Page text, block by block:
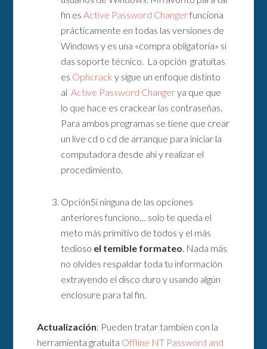
fin esActive Password Changerfunciona
prácticamente en todas las versiones de
Windows y es una «compra obligatoria» si
das soporte técnico. La opción gratuitas
es Ophcrack y sigue un enfoque distinto
alActive Password Changerya que que
lo que hace es crackear las contraseñas.
Para ambos programas se tiene que crear
un live cd o cd de arranque para iniciar la
computadora desde ahí y realizar el
procedimiento.
OpciónSi ninguna de las opciones
anteriores funciono… solo te queda el
meto más primitivo de todos y el más
tedioso el temible formateo. Nada más
no olvides respaldar toda tu información
extrayendo el disco duro y usando algún
enclosure para tal fin.
Actualización: Pueden tratar tambien con la
herramienta gratuita Offline NT Password and